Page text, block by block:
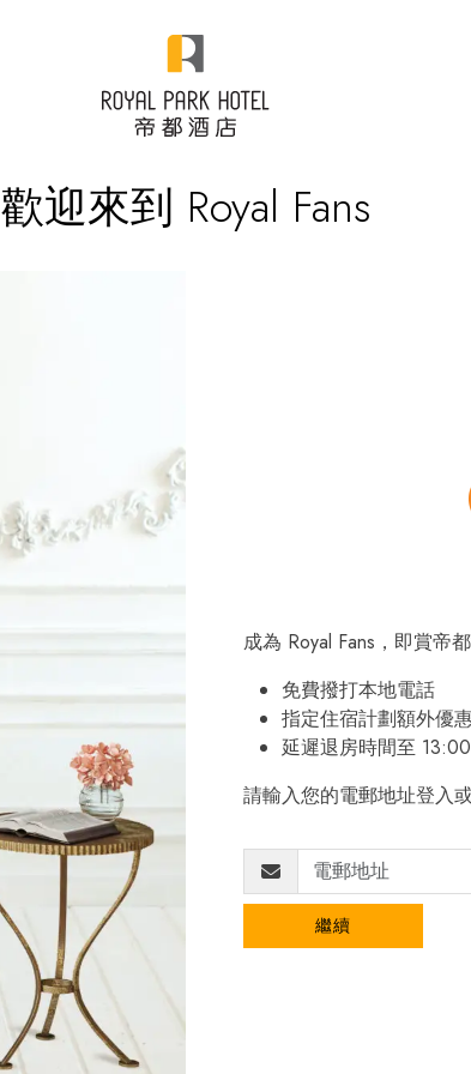
歡迎來到 Royal Fans
成為 Royal Fans，即賞帝
免費撥打本地電話
指定住宿計劃額外優
延遲退房時間至 13:00
請輸入您的電郵地址登入或
繼續